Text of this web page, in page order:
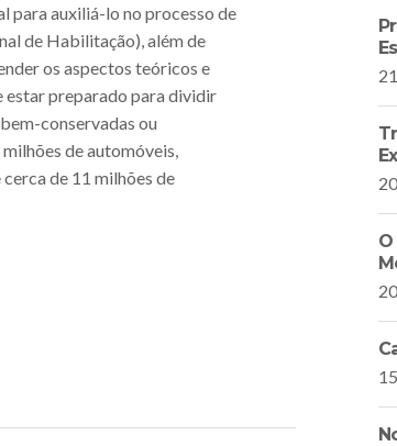
para auxiliá-lo no processo de
de Habilitação), além de
os aspectos teóricos e
estar preparado para dividir
conservadas ou
de automóveis,
de 11 milhões de